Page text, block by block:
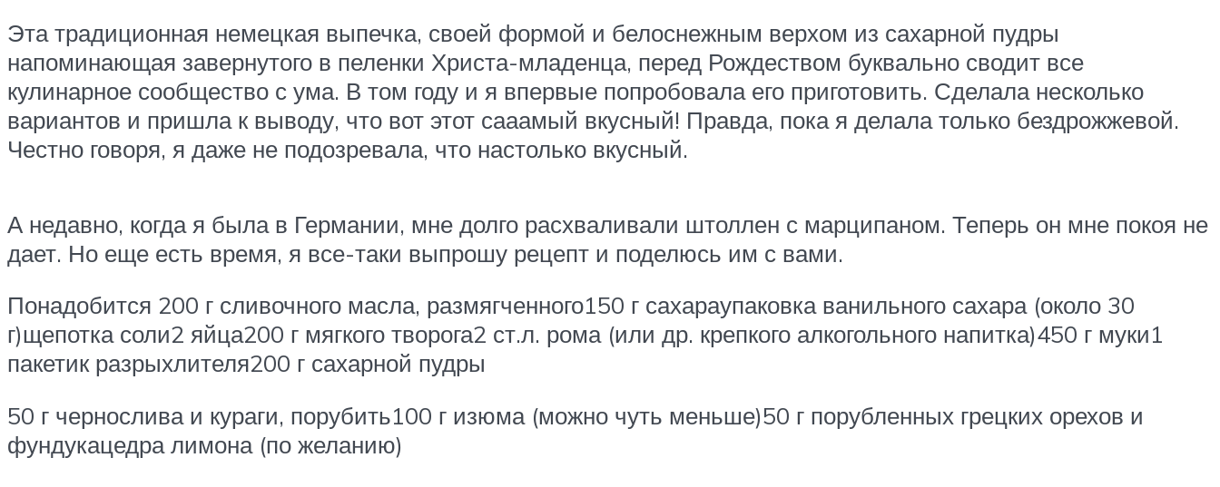
Эта традиционная немецкая выпечка, своей формой и белоснежным верхом из сахарной пудры
напоминающая завернутого в пеленки Христа-младенца, перед Рождеством буквально сводит все
кулинарное сообщество с ума. В том году и я впервые попробовала его приготовить. Сделала несколько
вариантов и пришла к выводу, что вот этот сааамый вкусный! Правда, пока я делала только бездрожжевой.
Честно говоря, я даже не подозревала, что настолько вкусный.
А недавно, когда я была в Германии, мне долго расхваливали штоллен с марципаном. Теперь он мне покоя не
дает. Но еще есть время, я все-таки выпрошу рецепт и поделюсь им с вами.
Понадобится 200 г сливочного масла, размягченного150 г сахараупаковка ванильного сахара (около 30
г)щепотка соли2 яйца200 г мягкого творога2 ст.л. рома (или др. крепкого алкогольного напитка)450 г муки1
пакетик разрыхлителя200 г сахарной пудры
50 г чернослива и кураги, порубить100 г изюма (можно чуть меньше)50 г порубленных грецких орехов и
фундукацедра лимона (по желанию)